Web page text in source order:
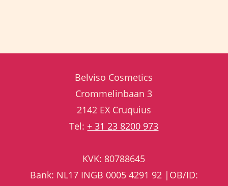
Belviso Cosmetics
Crommelinbaan 3
2142 EX Cruquius
Tel: + 31 23 8200 973
KVK: 80788645
Bank: NL17 INGB 0005 4291 92 |OB/ID: